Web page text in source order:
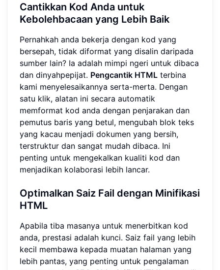
Cantikkan Kod Anda untuk
Kebolehbacaan yang Lebih Baik
Pernahkah anda bekerja dengan kod yang
bersepah, tidak diformat yang disalin daripada
sumber lain? Ia adalah mimpi ngeri untuk dibaca
dan dinyahpepijat. Pengcantik HTML terbina
kami menyelesaikannya serta-merta. Dengan
satu klik, alatan ini secara automatik
memformat kod anda dengan penjarakan dan
pemutus baris yang betul, mengubah blok teks
yang kacau menjadi dokumen yang bersih,
terstruktur dan sangat mudah dibaca. Ini
penting untuk mengekalkan kualiti kod dan
menjadikan kolaborasi lebih lancar.
Optimalkan Saiz Fail dengan Minifikasi
HTML
Apabila tiba masanya untuk menerbitkan kod
anda, prestasi adalah kunci. Saiz fail yang lebih
kecil membawa kepada muatan halaman yang
lebih pantas, yang penting untuk pengalaman